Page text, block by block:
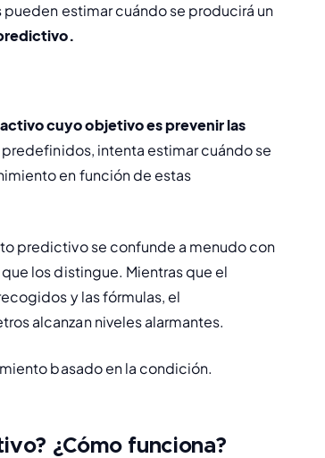
estimar cuándo se producirá un
cuyo objetivo es prevenir las
intenta estimar cuándo se
en función de estas
predictivo se confunde a menudo con
los distingue. Mientras que el
y las fórmulas, el
alcanzan niveles alarmantes.
basado en la condición.
¿Cómo funciona?